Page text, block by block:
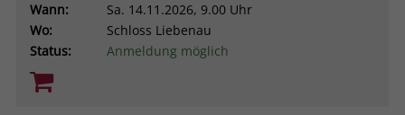
Wann:
Sa. 14.11.2026, 9.00 Uhr
Wo:
Schloss Liebenau
Status:
Anmeldung möglich